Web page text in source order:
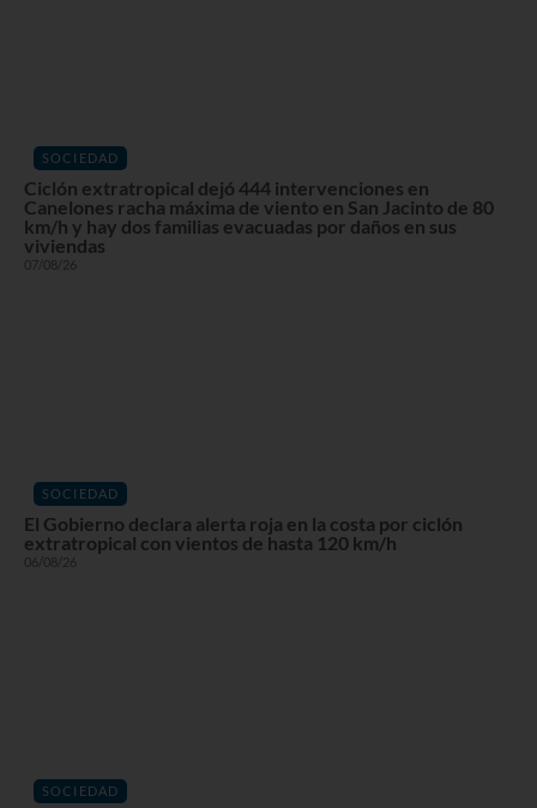
SOCIEDAD
Ciclón extratropical dejó 444 intervenciones en
Canelones racha máxima de viento en San Jacinto de 80
km/h y hay dos familias evacuadas por daños en sus
viviendas
07/08/26
SOCIEDAD
El Gobierno declara alerta roja en la costa por ciclón
extratropical con vientos de hasta 120 km/h
06/08/26
SOCIEDAD